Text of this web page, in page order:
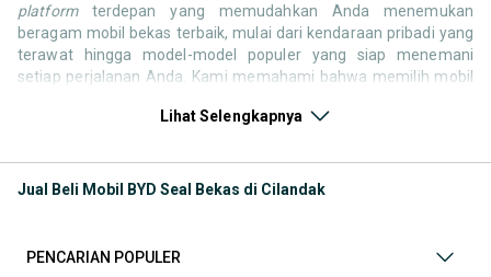
platformterdepan yang memudahkan Anda menemukan
beragam mobil bekas terbaik, mulai dari kendaraan pribadi yang
terawat hingga model-model populer yang siap menemani
setiap perjalanan Anda. Kami memahami bahwa memilih mobil
ribuan daftar dari penjual terpercaya di seluruh Indonesia.
dengan gaya hidup, kebutuhan, danbudgetAnda!
Memilih mobil bekasyang tepat tentu bukan perkara mudah.
berkelas, atau mobil kota yang irit dan lincah? Di OLX, Anda akan
Lihat Selengkapnya
Jual Beli Mobil BYD Seal Bekas di Cilandak
PENCARIAN POPULER